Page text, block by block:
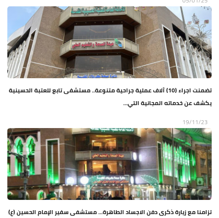
تضمنت اجراء (10) آلاف عملية جراحية متنوعة.. مستشفى تابع للعتبة الحسينية
يكشف عن خدماته المجانية التي...
19/11/23
تزامنا مع زيارة ذكرى دفن الاجساد الطاهرة... مستشفى سفير الإمام الحسين (ع)